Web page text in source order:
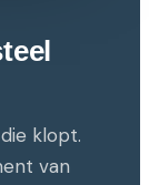
klopt.
van